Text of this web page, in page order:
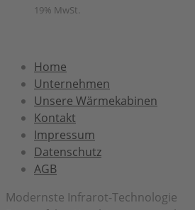
19% MwSt.
Home
Unternehmen
Unsere Wärmekabinen
Kontakt
Impressum
Datenschutz
AGB
Modernste Infrarot-Technologie